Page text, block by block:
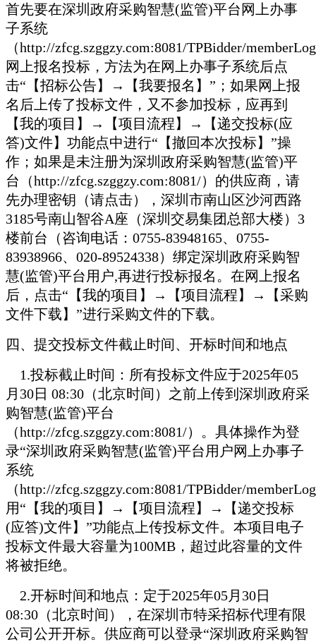
首先要在深圳政府采购智慧(监管)平台网上办事
子系统
（http://zfcg.szggzy.com:8081/TPBidder/
网上报名投标，方法为在网上办事子系统后点
击“【招标公告】→【我要报名】”；如果网上报
名后上传了投标文件，又不参加投标，应再到
【我的项目】→【项目流程】→【递交投标(应
答)文件】功能点中进行“【撤回本次投标】”操
作；如果是未注册为深圳政府采购智慧(监管)平
台（http://zfcg.szggzy.com:8081/）的供应商，请
先办理密钥（请点击），深圳市南山区沙河西路
3185号南山智谷A座（深圳交易集团总部大楼）3
楼前台（咨询电话：0755-83948165、0755-
83938966、020-89524338）绑定深圳政府采购智
慧(监管)平台用户,再进行投标报名。在网上报名
后，点击“【我的项目】→【项目流程】→【采购
文件下载】”进行采购文件的下载。
四、提交投标文件截止时间、开标时间和地点
1.投标截止时间：所有投标文件应于2025年05
月30日 08:30（北京时间）之前上传到深圳政府采
购智慧(监管)平台
（http://zfcg.szggzy.com:8081/）。具体操作为登
录“深圳政府采购智慧(监管)平台用户网上办事子
系统
（http://zfcg.szggzy.com:8081/TPBidder/
用“【我的项目】→【项目流程】→【递交投标
(应答)文件】”功能点上传投标文件。本项目电子
投标文件最大容量为100MB，超过此容量的文件
将被拒绝。
2.开标时间和地点：定于2025年05月30日
08:30（北京时间），在深圳市特采招标代理有限
公司公开开标。供应商可以登录“深圳政府采购智